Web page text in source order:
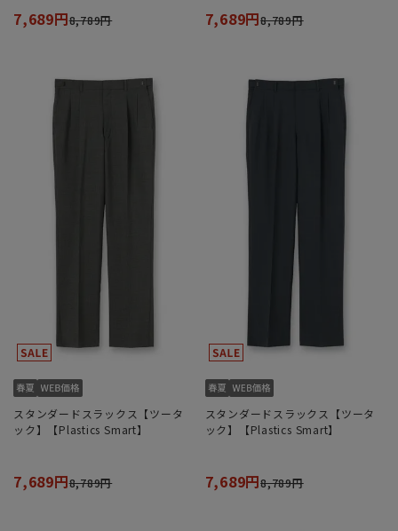
7,689円8,789円 7,689円8,789円
スタンダードスラックス【ツータ
ック】【Plastics Smart】
7,689円8,789円
スタンダードスラックス【ツータ
ック】【Plastics Smart】
7,689円8,789円